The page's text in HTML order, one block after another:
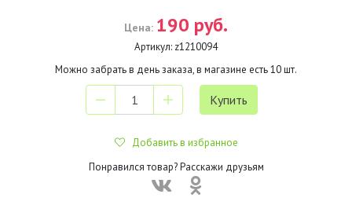
Цена: 190 руб.
Артикул: z1210094
Можно забрать в день заказа, в магазине есть10шт.
Добавить в избранное
Понравился товар? Расскажи друзьям